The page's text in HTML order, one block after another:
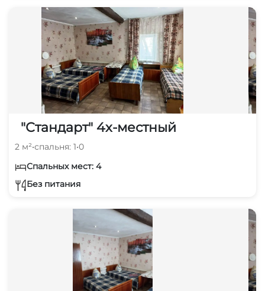
"Стандарт" 4х-местный
2 м²•спальня: 1•0
Спальных мест: 4
Без питания